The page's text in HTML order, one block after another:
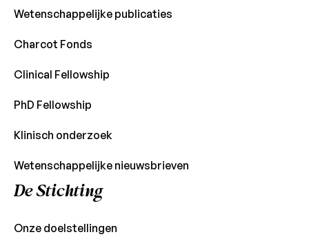
Wetenschappelijke publicaties
Charcot Fonds
Clinical Fellowship
PhD Fellowship
Klinisch onderzoek
Wetenschappelijke nieuwsbrieven
De Stichting
Onze doelstellingen